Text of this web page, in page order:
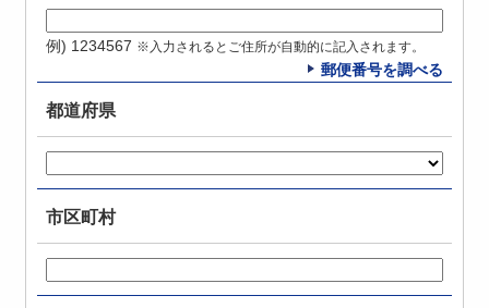
例) 1234567 ※入力されるとご住所が自動的に記入されます。
郵便番号を調べる
都道府県
市区町村